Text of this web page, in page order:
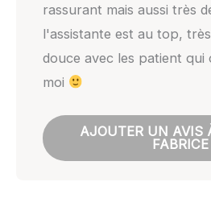
rassurant mais aussi très
l'assistante est au top,
douce avec les patient qui
moi
AJOUTER UN AVIS
FABRICE